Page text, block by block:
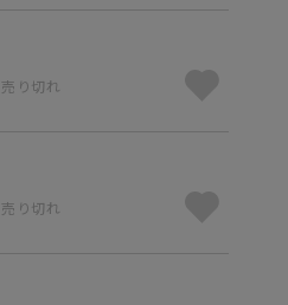
売り切れ
売り切れ